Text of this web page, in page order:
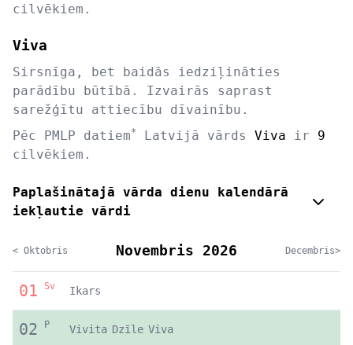
cilvēkiem.
Viva
Sirsnīga, bet baidās iedziļināties
parādību būtībā. Izvairās saprast
sarežģītu attiecību dīvainību.
Pēc PMLP datiem* Latvijā vārds Viva ir 9
cilvēkiem.
Paplašinātajā vārda dienu kalendārā
iekļautie vārdi
< Oktobris Novembris 2026 Decembris>
01 Sv Ikars
02 P Vivita Dzīle Viva